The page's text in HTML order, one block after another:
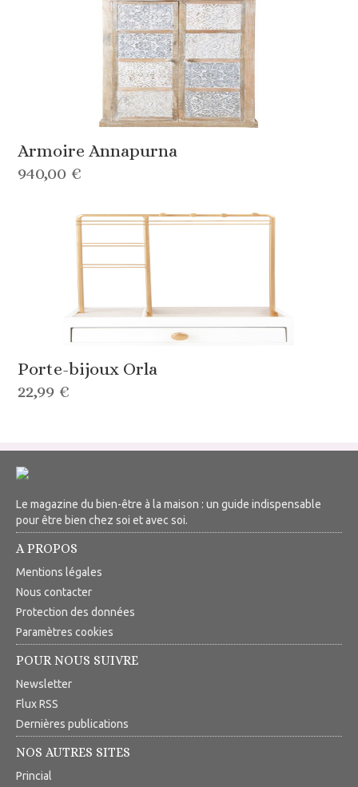
Armoire Annapurna
940,00 €
Porte-bijoux Orla
22,99 €
Le magazine du bien-être à la maison : un guide indispensable
pour être bien chez soi et avec soi.
A PROPOS
Mentions légales
Nous contacter
Protection des données
Paramètres cookies
POUR NOUS SUIVRE
Newsletter
Flux RSS
Dernières publications
NOS AUTRES SITES
Princial